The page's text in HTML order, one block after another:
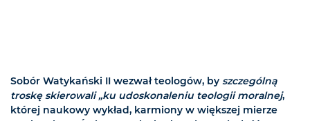
Sobór Watykański II wezwał teologów, by szczególną
troskę skierowali „ku udoskonaleniu teologii moralnej,
której naukowy wykład, karmiony w większej mierze